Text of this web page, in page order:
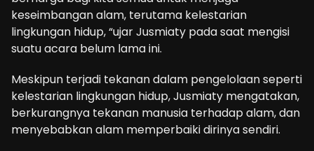
keseimbangan alam, terutama kelestarian
lingkungan hidup, “ujar Jusmiaty pada saat mengisi
suatu acara belum lama ini.
Meskipun terjadi tekanan dalam pengelolaan seperti
kelestarian lingkungan hidup, Jusmiaty mengatakan,
berkurangnya tekanan manusia terhadap alam, dan
menyebabkan alam memperbaiki dirinya sendiri.